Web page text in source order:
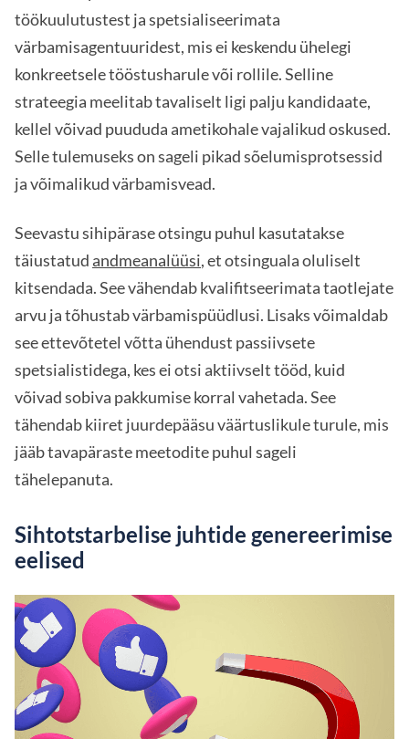
töökuulutustest ja spetsialiseerimata
värbamisagentuuridest, mis ei keskendu ühelegi
konkreetsele tööstusharule või rollile. Selline
strateegia meelitab tavaliselt ligi palju kandidaate,
kellel võivad puududa ametikohale vajalikud oskused.
Selle tulemuseks on sageli pikad sõelumisprotsessid
ja võimalikud värbamisvead.
Seevastu sihipärase otsingu puhul kasutatakse
täiustatud andmeanalüüsi, et otsinguala oluliselt
kitsendada. See vähendab kvalifitseerimata taotlejate
arvu ja tõhustab värbamispüüdlusi. Lisaks võimaldab
see ettevõtetel võtta ühendust passiivsete
spetsialistidega, kes ei otsi aktiivselt tööd, kuid
võivad sobiva pakkumise korral vahetada. See
tähendab kiiret juurdepääsu väärtuslikule turule, mis
jääb tavapäraste meetodite puhul sageli
tähelepanuta.
Sihtotstarbelise juhtide genereerimise
eelised